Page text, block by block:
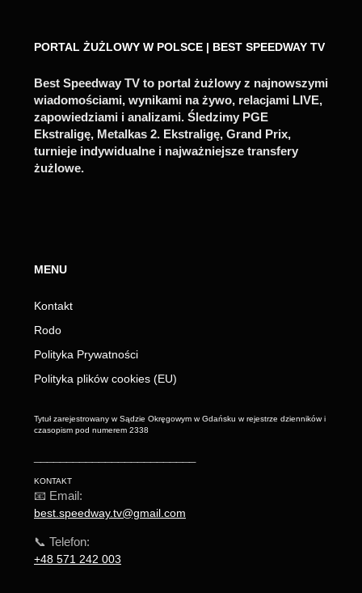
PORTAL ŻUŻLOWY W POLSCE | BEST SPEEDWAY TV
Best Speedway TV to portal żużlowy z najnowszymi
wiadomościami, wynikami na żywo, relacjami LIVE,
zapowiedziami i analizami. Śledzimy PGE
Ekstraligę, Metalkas 2. Ekstraligę, Grand Prix,
turnieje indywidualne i najważniejsze transfery
żużlowe.
MENU
Kontakt
Rodo
Polityka Prywatności
Polityka plików cookies (EU)
Tytuł zarejestrowany w Sądzie Okręgowym w Gdańsku w rejestrze dzienników i
czasopism pod numerem 2338
KONTAKT
📧 Email:
best.speedway.tv@gmail.com
📞 Telefon:
+48 571 242 003